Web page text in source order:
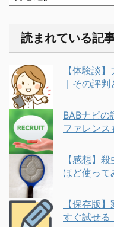
読まれている記
【体験談
｜その評
BABナビの
ファレンス
【感想】
ほど使って
【保存版
すぐ試せる